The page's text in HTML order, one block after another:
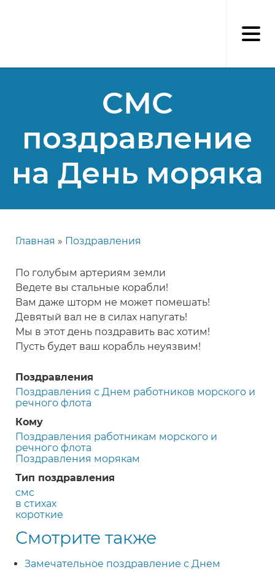
СМС
поздравление
на День моряка
навигации
Главная Поздравления
По голубым артериям земли
Ведете вы стальные корабли!
Вам даже шторм не может помешать!
Девятый вал не в силах напугать!
Мы в этот день поздравить вас хотим!
Пусть будет ваш корабль неуязвим!
Поздравления
Поздравления с Днем работников морского и
речного флота
Кому
Поздравления работникам морского и
речного флота
Поздравления морякам
Тип поздравления
смс
в стихах
короткие
Смотрите также
Замечательное поздравление с Днем